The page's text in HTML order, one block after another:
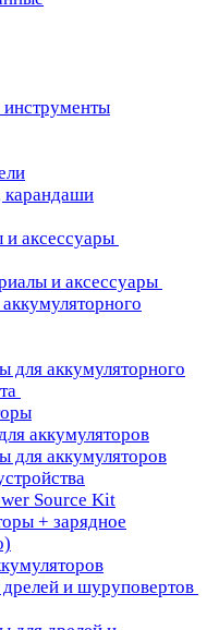
инструменты
карандаши
и аксессуары
и аксессуары
для аккумуляторного
аккумуляторов
для аккумуляторов
Source Kit
+ зарядное
и шуруповертов